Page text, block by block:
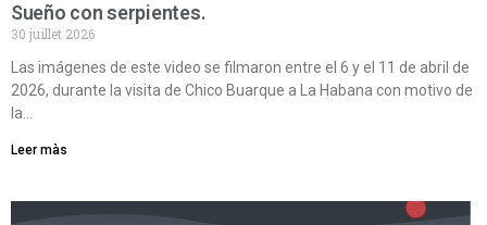
Sueño con serpientes.
30 juillet 2026
Las imágenes de este video se filmaron entre el 6 y el 11 de abril de
2026, durante la visita de Chico Buarque a La Habana con motivo de
la…
Leer màs